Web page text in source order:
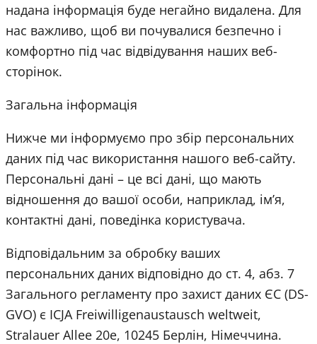
надана інформація буде негайно видалена. Для
нас важливо, щоб ви почувалися безпечно і
комфортно під час відвідування наших веб-
сторінок.
Загальна інформація
Нижче ми інформуємо про збір персональних
даних під час використання нашого веб-сайту.
Персональні дані – це всі дані, що мають
відношення до вашої особи, наприклад, ім’я,
контактні дані, поведінка користувача.
Відповідальним за обробку ваших
персональних даних відповідно до ст. 4, абз. 7
Загального регламенту про захист даних ЄС (DS-
GVO) є ICJA Freiwilligenaustausch weltweit,
Stralauer Allee 20e, 10245 Берлін, Німеччина.